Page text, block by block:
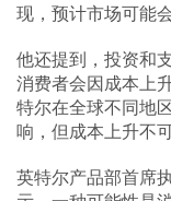
现，预计市场可能
他还提到，投资和
消费者会因成本上
特尔在全球不同地
响，但成本上升不
英特尔产品部首席